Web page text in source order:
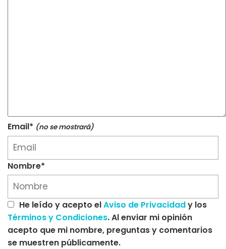
Email* (no se mostrará)
Nombre*
He leído y acepto elAviso de Privacidady los
Términos y Condiciones. Al enviar mi opinión
acepto que mi nombre, preguntas y comentarios
se muestren públicamente.